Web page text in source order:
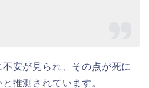
安が見られ、その点が死に
推測されています。